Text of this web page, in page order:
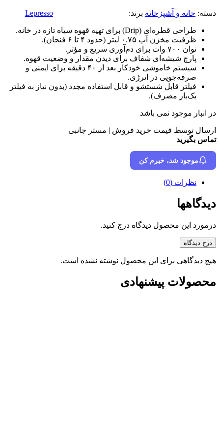
دسته: خانه و آشپزخانه برند: Lepresso
طراحی قطره‌ای (Drip) برای تهیه قهوه سیاه تازه در خانه.
ظرفیت مخزن آب ۰.۷۵ لیتر (حدود ۴ تا ۶ فنجان).
توان ۷۰۰ وات برای دم‌آوری سریع و مؤثر.
پارچ شیشه‌ای شفاف برای دیدن مقدار و وضعیت قهوه.
سیستم خاموشی خودکار بعد از ۴۰ دقیقه برای ایمنی و
صرفه‌جویی در انرژی.
فیلتر قابل شستشو و قابل استفاده مجدد (بدون نیاز به فیلتر
یک‌بار مصرف).
در انبار موجود نمی باشد
ارسال توسط قیمت خرید فروش | مستر جانبی
تماس بگیرید
موجود شد، خبرم کن
نظرات (0)
دیدگاهها
درمورد این محصول دیدگاه درج کنید.
درج دیدگاه
هیچ دیدگاهی برای این محصول نوشته نشده است.
محصولات پیشنهادی